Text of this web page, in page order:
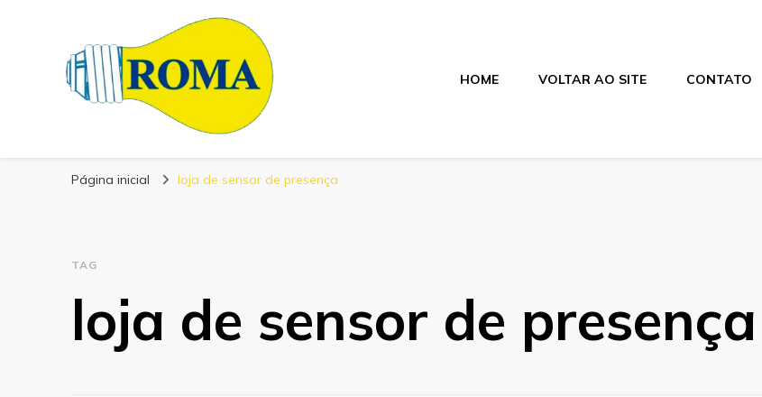
Blog Roma Eletrônica
HOME VOLTAR AO SITE CONTATO
Página inicial loja de sensor de presença
TAG
loja de sensor de presença